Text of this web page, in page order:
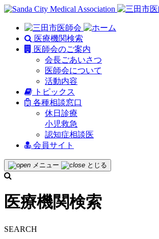
医療機関検索
医師会のご案内
会長ごあいさつ
医師会について
活動内容
トピックス
各種相談窓口
休日診療
小児救急
認知症相談医
会員サイト
メニュー とじる
医療機関検索
SEARCH